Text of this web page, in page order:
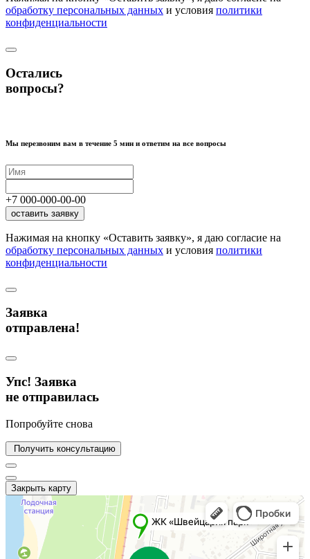
обработку персональных данных и условия политики
конфиденциальности
Остались
вопросы?
Мы перезвоним вам в течение 5 мин и ответим на все вопросы
+7 000-000-00-00
оставить заявку
Нажимая на кнопку «Оставить заявку», я даю согласие на
обработку персональных данных и условия политики
конфиденциальности
Заявка
отправлена!
Упс! Заявка
не отправилась
Попробуйте снова
Получить консультацию
Закрыть карту